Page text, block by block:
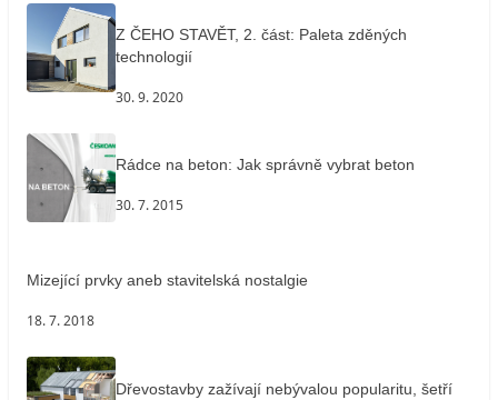
Z ČEHO STAVĚT, 2. část: Paleta zděných
technologií
30. 9. 2020
Rádce na beton: Jak správně vybrat beton
30. 7. 2015
Mizející prvky aneb stavitelská nostalgie
18. 7. 2018
Dřevostavby zažívají nebývalou popularitu, šetří